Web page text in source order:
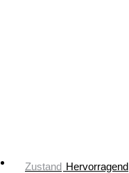
Zustand Hervorragend